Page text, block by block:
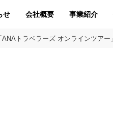
せ 会社概要 事業紹介
トラベラーズ オンラインツア